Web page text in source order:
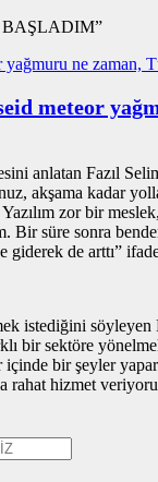
meteor
anlatan Fazıl
akşama kadar
zor bir
Bir süre sonra
giderek de arttı”
istediğini
bir sektöre
bir şeyler
rahat hizmet